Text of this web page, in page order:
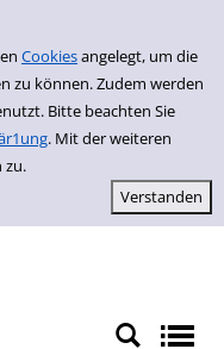
Cookiesangelegt, um die
zu können. Zudem werden
Bitte beachten Sie
. Mit der weiteren
zu.